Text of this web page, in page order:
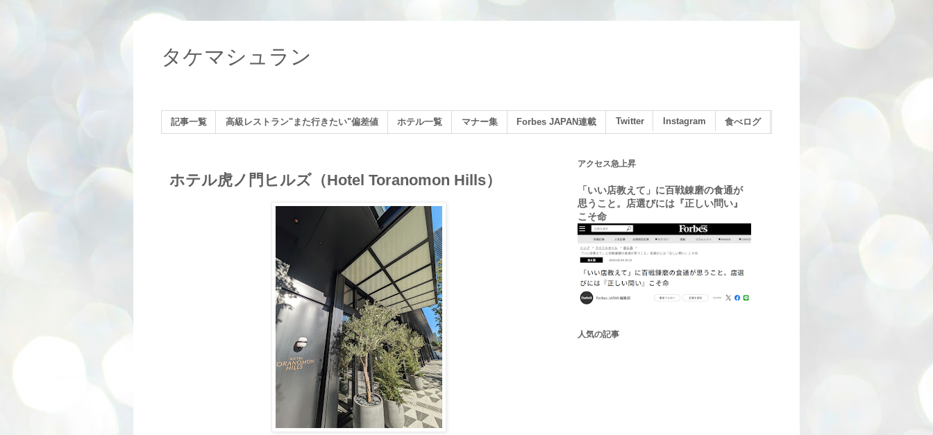
タケマシュラン
記事一覧 高級レストラン"また行きたい"偏差値 ホテル一覧 マナー集 Forbes JAPAN連載 Twitter Instagram 食べログ
ホテル虎ノ門ヒルズ（Hotel Toranomon Hills）
アクセス急上昇
「いい店教えて」に百戦錬磨の食通が
思うこと。店選びには『正しい問い』
こそ命
人気の記事